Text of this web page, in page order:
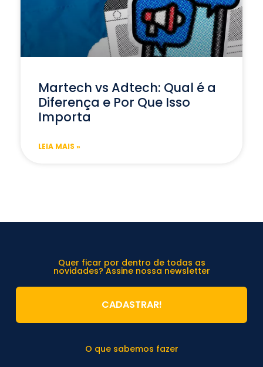
Martech vs Adtech: Qual é a
Diferença e Por Que Isso
Importa
LEIA MAIS »
O que sabemos fazer
Quer ficar por dentro de todas as
novidades? Assine nossa newsletter
CADASTRAR!